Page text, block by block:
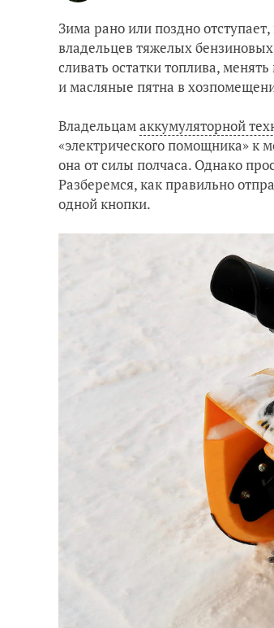
Зима рано или поздно
владельцев тяжелых
сливать остатки топлива,
и масляные пятна в
Владельцамаккумуляторной
«электрического помощника» к
она от силы полчаса. Однако
Разберемся, как правильно
одной кнопки.